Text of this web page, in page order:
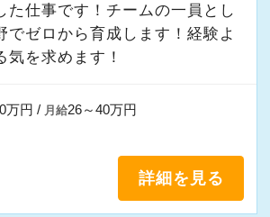
経営者やそこで働く社員の皆さ
来を実現できるよう、日々業務
ます。
安心して長く働ける事務所であ
ます。
成長しながら働いてみません
た仕事です！チームの一員とし
でゼロから育成します！経験よ
気を求めます！
万円 / 月給26～40万円
詳細を見る